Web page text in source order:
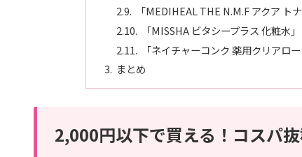
「MEDIHEAL THE N.M.F アクア ト
「MISSHA ビタシープラス 化粧水
「ネイチャーコンク 薬用クリアロ
まとめ
2,000円以下で買える！コスパ